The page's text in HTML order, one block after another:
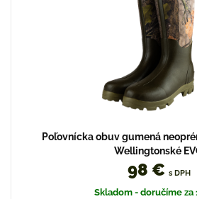
Poľovnícka obuv gumená
Wellingtonské
98 € s DPH
Skladom - doručíme za